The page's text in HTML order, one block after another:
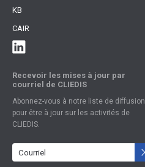
KB
CAIR
Recevoir les mises à jour par
courriel de CLIEDIS
Abonnez-vous à notre liste de diffusion
pour être à jour sur les activités de
CLIEDIS.